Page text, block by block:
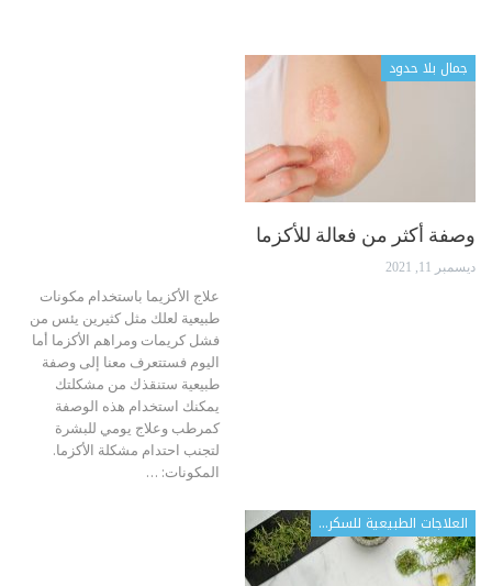
جمال بلا حدود
وصفة أكثر من فعالة للأكزما
ديسمبر 11, 2021
علاج الأكزيما باستخدام مكونات
طبيعية لعلك مثل كثيرين يئس من
فشل كريمات ومراهم الأكزما أما
اليوم فستتعرف معنا إلى وصفة
طبيعية ستنقذك من مشكلتك
يمكنك استخدام هذه الوصفة
كمرطب وعلاج يومي للبشرة
لتجنب احتدام مشكلة الأكزما.
المكونات: …
العلاجات الطبيعية للسكري